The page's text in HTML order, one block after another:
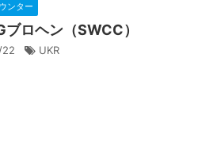
ンター
ロヘン（SWCC）
22 UKR